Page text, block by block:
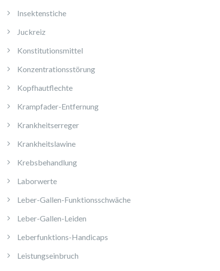
Insektenstiche
Juckreiz
Konstitutionsmittel
Konzentrationsstörung
Kopfhautflechte
Krampfader-Entfernung
Krankheitserreger
Krankheitslawine
Krebsbehandlung
Laborwerte
Leber-Gallen-Funktionsschwäche
Leber-Gallen-Leiden
Leberfunktions-Handicaps
Leistungseinbruch